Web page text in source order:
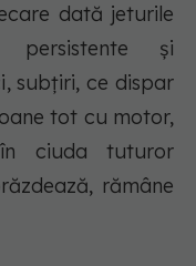
dată jeturile
persistente și
subțiri, ce dispar
tot cu motor,
ciuda tuturor
rămâne